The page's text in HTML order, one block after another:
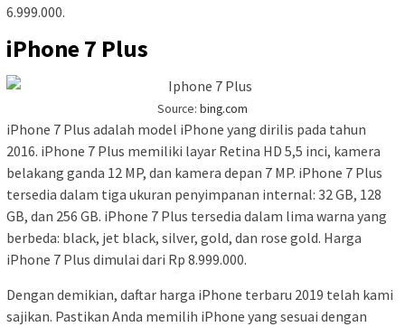
6.999.000.
iPhone 7 Plus
Source: bing.com
iPhone 7 Plus adalah model iPhone yang dirilis pada tahun
2016. iPhone 7 Plus memiliki layar Retina HD 5,5 inci, kamera
belakang ganda 12 MP, dan kamera depan 7 MP. iPhone 7 Plus
tersedia dalam tiga ukuran penyimpanan internal: 32 GB, 128
GB, dan 256 GB. iPhone 7 Plus tersedia dalam lima warna yang
berbeda: black, jet black, silver, gold, dan rose gold. Harga
iPhone 7 Plus dimulai dari Rp 8.999.000.
Dengan demikian, daftar harga iPhone terbaru 2019 telah kami
sajikan. Pastikan Anda memilih iPhone yang sesuai dengan